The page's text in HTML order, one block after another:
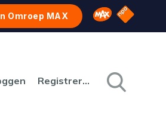
Omroep MAX Omroep MAX
NPO
Registreren